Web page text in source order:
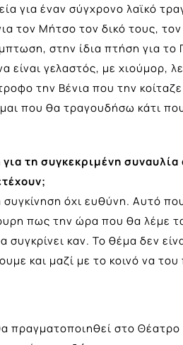
για έναν σύγχρονο λαϊκό
τον Μήτσο τον δικό τους,
στην ίδια πτήση για το
είναι γελαστός, με χιούμορ,
την Βένια που την
που θα τραγουδήσω κάτι
τη συγκεκριμένη
όχι ευθύνη. Αυτό
πως την ώρα που θα λέμε
καν. Το θέμα δεν
και μαζί με το κοινό να
πραγματοποιηθεί στο Θέατρο